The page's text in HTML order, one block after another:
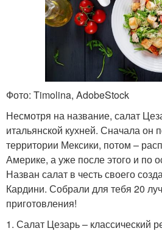
Фото: Timolina, AdobeStock
Несмотря на название, салат
итальянской кухней. Сначала он
территории Мексики, потом –
Америке, а уже после этого и по
Назван салат в честь своего
Кардини. Собрали для тебя 20
приготовления!
1. Салат Цезарь – классический